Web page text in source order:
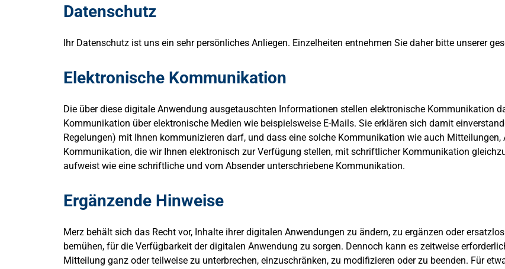
Datenschutz
Ihr Datenschutz ist uns ein sehr persönliches Anliegen. Einzelheiten entnehmen Sie daher bitte unserer
Elektronische Kommunikation
Die über diese digitale Anwendung ausgetauschten Informationen stellen elektronische Kommunikation
Kommunikation über elektronische Medien wie beispielsweise E-Mails. Sie erklären sich damit
Regelungen) mit Ihnen kommunizieren darf, und dass eine solche Kommunikation wie auch
Kommunikation, die wir Ihnen elektronisch zur Verfügung stellen, mit schriftlicher Kommunikation
aufweist wie eine schriftliche und vom Absender unterschriebene Kommunikation.
Ergänzende Hinweise
Merz behält sich das Recht vor, Inhalte ihrer digitalen Anwendungen zu ändern, zu ergänzen oder
bemühen, für die Verfügbarkeit der digitalen Anwendung zu sorgen. Dennoch kann es zeitweise
Mitteilung ganz oder teilweise zu unterbrechen, einzuschränken, zu modifizieren oder zu beenden. Für